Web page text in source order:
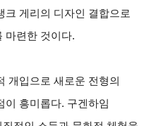
크 게리의 디자인 결합으로
마련한 것이다.
개입으로 새로운 전형의
이 흥미롭다. 구겐하임